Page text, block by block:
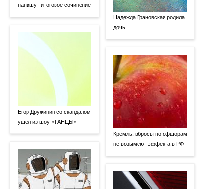
напишут итоговое сочинение
Егор Дружинин со скандалом
ушел из шоу «ТАНЦЫ»
Надежда Грановская родила
дочь
Кремль: вбросы по офшорам
не возымеют эффекта в РФ